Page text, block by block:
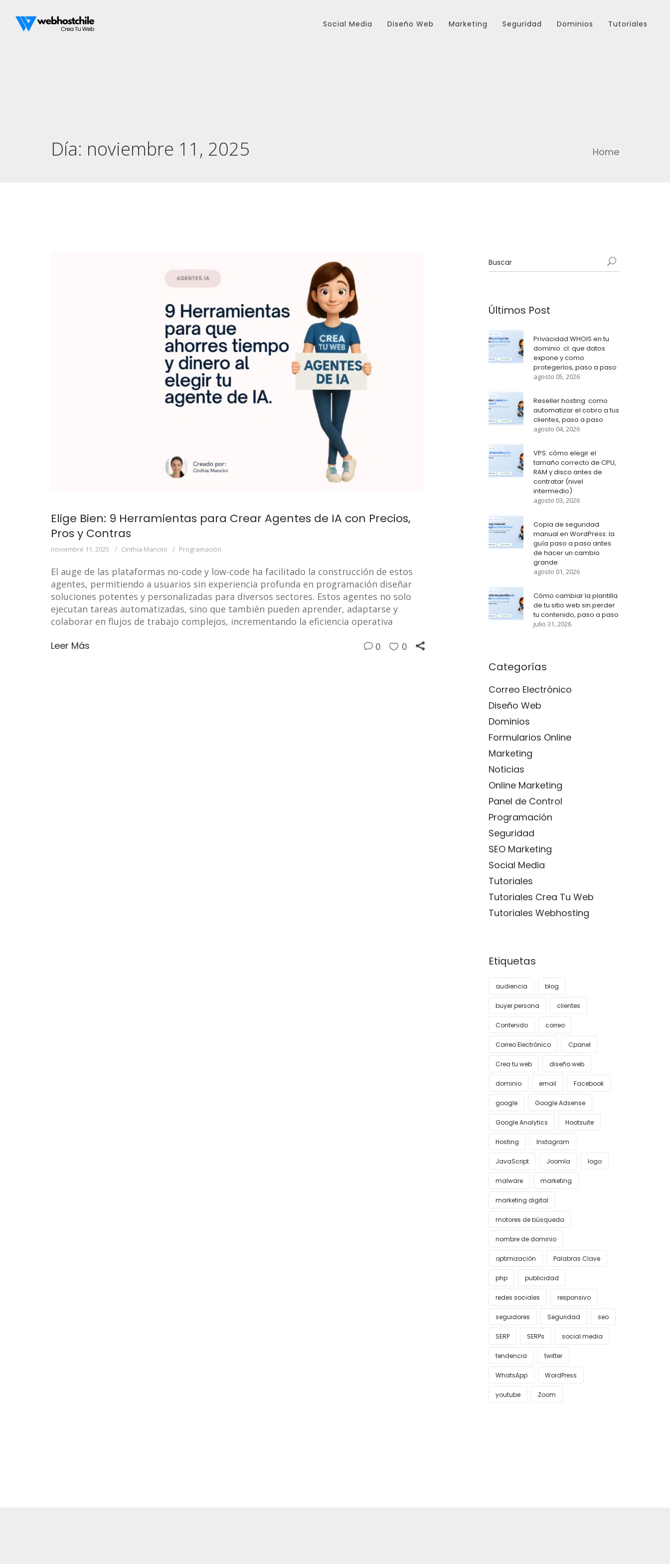
Social Media Diseño Web Marketing Seguridad Dominios Tutoriales
Día: noviembre 11, 2025 Home
Elige Bien: 9 Herramientas para Crear Agentes de IA con Precios,
Pros y Contras
noviembre 11, 2025 Cinthia Mancini Programación
El auge de las plataformas no-code y low-code ha facilitado la construcción de estos
agentes, permitiendo a usuarios sin experiencia profunda en programación diseñar
soluciones potentes y personalizadas para diversos sectores. Estos agentes no solo
ejecutan tareas automatizadas, sino que también pueden aprender, adaptarse y
colaborar en flujos de trabajo complejos, incrementando la eficiencia operativa
Leer Más 0 0
Últimos Post
Privacidad WHOIS en tu
dominio .cl: que datos
expone y como
protegerlos, paso a paso
agosto 05, 2026
Reseller hosting: como
automatizar el cobro a tus
clientes, paso a paso
agosto 04, 2026
VPS: cómo elegir el
tamaño correcto de CPU,
RAM y disco antes de
contratar (nivel
intermedio)
agosto 03, 2026
Copia de seguridad
manual en WordPress: la
guía paso a paso antes
de hacer un cambio
grande
agosto 01, 2026
Cómo cambiar la plantilla
de tu sitio web sin perder
tu contenido, paso a paso
julio 31, 2026
Categorías
Correo Electrónico
Diseño Web
Dominios
Formularios Online
Marketing
Noticias
Online Marketing
Panel de Control
Programación
Seguridad
SEO Marketing
Social Media
Tutoriales
Tutoriales Crea Tu Web
Tutoriales Webhosting
Etiquetas
audiencia blog
buyer persona clientes
Contenido correo
Correo Electrónico Cpanel
Crea tu web diseño web
dominio email Facebook
google Google Adsense
Google Analytics Hootsuite
Hosting Instagram
JavaScript Joomla logo
malware marketing
marketing digital
motores de búsqueda
nombre de dominio
optimización Palabras Clave
php publicidad
redes sociales responsivo
seguidores Seguridad seo
SERP SERPs social media
tendencia twitter
WhatsApp WordPress
youtube Zoom